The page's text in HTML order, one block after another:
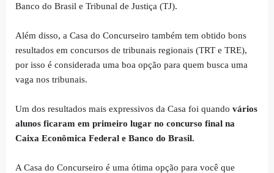
Banco do Brasil e Tribunal de Justiça (TJ).
Além disso, a Casa do Concurseiro também tem obtido bons
resultados em concursos de tribunais regionais (TRT e TRE),
por isso é considerada uma boa opção para quem busca uma
vaga nos tribunais.
Um dos resultados mais expressivos da Casa foi quando vários
alunos ficaram em primeiro lugar no concurso final na
Caixa Econômica Federal e Banco do Brasil.
A Casa do Concurseiro é uma ótima opção para você que